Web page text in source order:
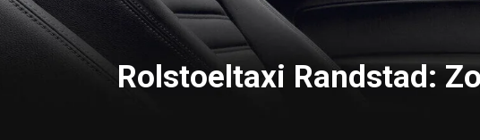
Rolstoeltaxi Randstad: